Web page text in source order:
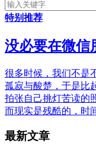
特别推荐
没必要在微信
很多时候，我们不是
孤寂与酸楚，于是比
拍张自己挑灯苦读的
而现实是残酷的，时
最新文章